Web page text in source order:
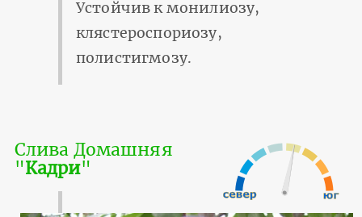
Устойчив к монилиозу,
клястероспориозу,
полистигмозу.
Слива Домашняя
"Кадри"